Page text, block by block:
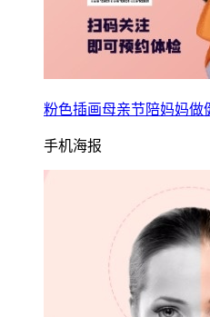
粉色插画母亲节陪妈妈做
手机海报